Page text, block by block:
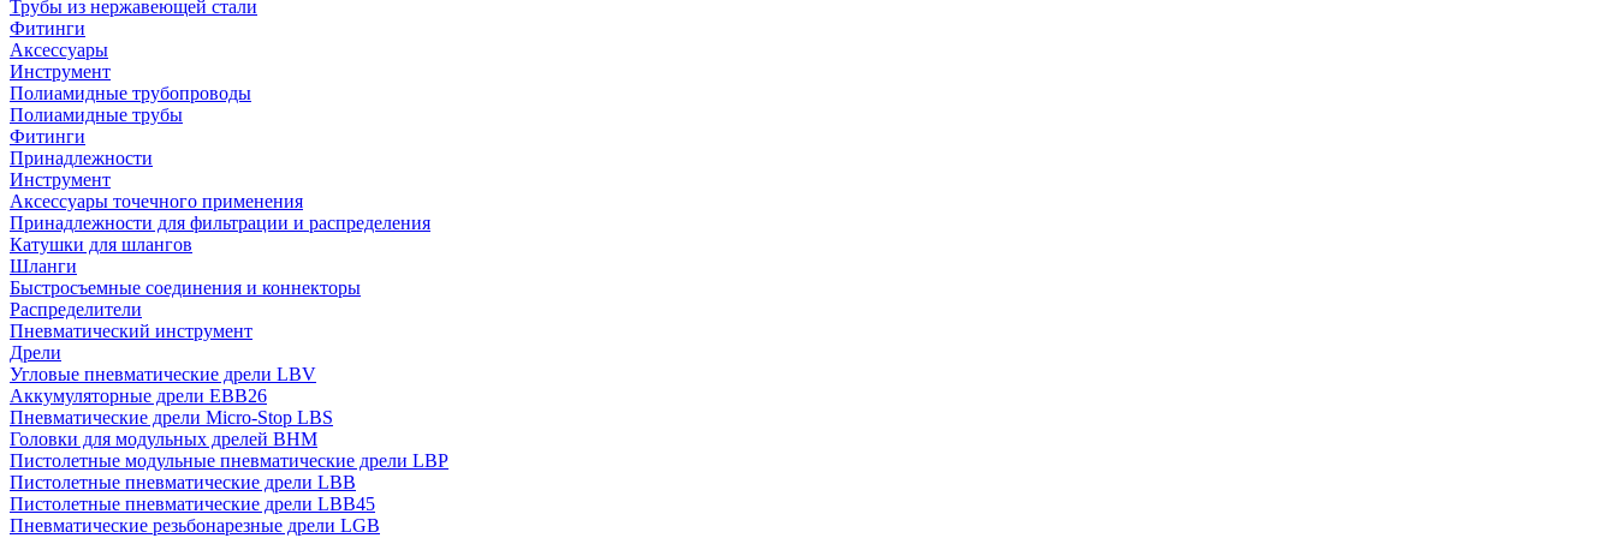
Трубы из нержавеющей стали
Фитинги
Аксессуары
Инструмент
Полиамидные трубопроводы
Полиамидные трубы
Фитинги
Принадлежности
Инструмент
Аксессуары точечного применения
Принадлежности для фильтрации и распределения
Катушки для шлангов
Шланги
Быстросъемные соединения и коннекторы
Распределители
Пневматический инструмент
Дрели
Угловые пневматические дрели LBV
Аккумуляторные дрели EBB26
Пневматические дрели Micro-Stop LBS
Головки для модульных дрелей BHM
Пистолетные модульные пневматические дрели LBP
Пистолетные пневматические дрели LBB
Пистолетные пневматические дрели LBB45
Пневматические резьбонарезные дрели LGB